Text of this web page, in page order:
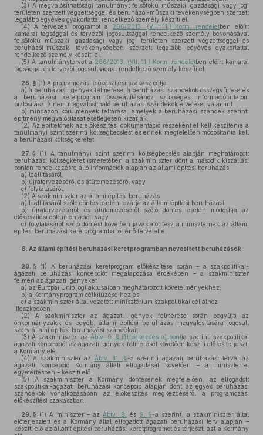
(3) A megvalósíthatósági tanulmányt felsőfokú műszaki, gazdasági vagy jogi
területen szerzett végzettséggel és beruházói-műszaki tevékenységben szerzett
legalább egyéves gyakorlattal rendelkező személy készíti el.
(4) A tervezési programot a 266/2013. (VII. 11.) Korm. rendeletben előírt
kamarai tagsággal és tervezői jogosultsággal rendelkező személy bevonásával
felsőfokú műszaki, gazdasági vagy jogi területen szerzett végzettséggel és
beruházói-műszaki tevékenységben szerzett legalább egyéves gyakorlattal
rendelkező személy készíti el.
(5) A tanulmánytervet a 266/2013. (VII. 11.) Korm. rendeletben előírt kamarai
tagsággal és tervezői jogosultsággal rendelkező személy készíti el.
26. § (1) A programozási előkészítési szakasz célja
a) a beruházási igények felmérése, a beruházási szándékok összegyűjtése és
a beruházási keretprogram összeállításához szükséges információtartalom
biztosítása, a nem megvalósítható beruházási szándékok elvetése, valamint
b) mindazon körülmények feltárása, amelyek a beruházási szándék szerinti
építmény megvalósítását esetlegesen kizárják.
(2) Az építtetőnek az előkészítési dokumentáció részeként el kell készítenie a
tanulmányi szint szerinti költségbecslést és ennek megfelelően módosítania kell
a beruházási költségkeretet.
27. § (1)
A tanulmányi szint szerinti költségbecslés alapján meghatározott
beruházási költségkeret ismeretében a szakminiszter dönt a második kiszállási
ponton rendelkezésre álló információk alapján az állami építési beruházás
a) leállításáról,
b) újratervezéséről és átütemezéséről vagy
c) folytatásáról.
(2) A szakminiszter az állami építési beruházás
a) leállításáról szóló döntés esetén lezárja az állami építési beruházást,
b) újratervezéséről és átütemezéséről szóló döntés esetén módosítja az
előkészítési dokumentációt, vagy
c) folytatásáról szóló döntést követően javaslatot tesz a miniszternek az állami
építési beruházási keretprogramba történő felvételre.
8. Az állami építési beruházási keretprogramban nevesített beruházások
28. § (1)
A beruházási keretprogram előkészítése során – a szakpolitikai-
ágazati beruházási koncepciót megalapozása érdekében – a szakminiszter
felméri az ágazati igényeket
a) az Európai Unió jogi aktusaiban meghatározott követelményekhez,
b) a Kormányprogram célkitűzéseihez és
c) a szakminiszter által vezetett minisztérium szakpolitikai céljaihoz
illeszkedően.
(2) A szakminiszter az ágazati igények felmérése során begyűjti az
önkormányzatok és egyéb, állami építési beruházás megvalósítására jogosult
szerv állami építési beruházási szándékait.
(3) A szakminiszter az Ábtv. 9. § (1) bekezdés a) pontja szerinti szakpolitikai
ágazati koncepciót az ágazati igények felmérését követően készíti elő és terjeszti
a Kormány elé.
(4) A szakminiszter az Ábtv. 31. §-a szerinti ágazati beruházási tervet az
ágazati koncepció Kormány általi elfogadását követően – a miniszterrel
egyetértésben – készíti elő.
(5) A szakminiszter a Kormány döntésének megfelelően, az elfogadott
szakpolitikai-ágazati beruházási koncepció alapján dönt az egyes beruházási
szándékok vonatkozásában az előkészítés megkezdéséről a programozási
előkészítési szakaszban.
29. § (1) A miniszter – az Ábtv. 8. és 9. §-a szerint, a szakminiszter által
előterjesztett és a Kormány által elfogadott ágazati beruházási terv alapján –
készíti elő az állami építési beruházási keretprogramot és terjeszti azt a Kormány